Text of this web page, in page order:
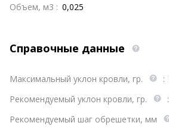
Объем, м3 : 0,025
Справочные данные
Максимальный уклон кровли, гр. :
Рекомендуемый уклон кровли, гр.
:
Рекомендуемый шаг обрешетки, мм